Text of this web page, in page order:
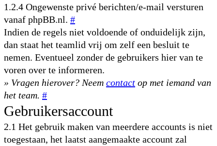
1.2.4 Ongewenste privé berichten/e-mail versturen
vanaf phpBB.nl. #
Indien de regels niet voldoende of onduidelijk zijn,
dan staat het teamlid vrij om zelf een besluit te
nemen. Eventueel zonder de gebruikers hier van te
voren over te informeren.
» Vragen hierover? Neem contact op met iemand van
het team. #
Gebruikersaccount
2.1 Het gebruik maken van meerdere accounts is niet
toegestaan, het laatst aangemaakte account zal